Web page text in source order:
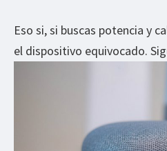
Eso si, si buscas potencia y
el dispositivo equivocado.